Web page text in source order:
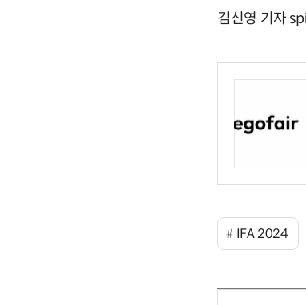
김신영 기자
IFA 2024